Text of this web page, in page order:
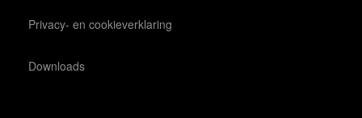
Privacy- en cookieverklaring
Downloads